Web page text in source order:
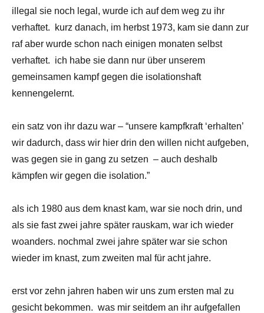
illegal sie noch legal, wurde ich auf dem weg zu ihr
verhaftet. kurz danach, im herbst 1973, kam sie dann zur
raf aber wurde schon nach einigen monaten selbst
verhaftet. ich habe sie dann nur über unserem
gemeinsamen kampf gegen die isolationshaft
kennengelernt.
ein satz von ihr dazu war – “unsere kampfkraft ‘erhalten’
wir dadurch, dass wir hier drin den willen nicht aufgeben,
was gegen sie in gang zu setzen – auch deshalb
kämpfen wir gegen die isolation.”
als ich 1980 aus dem knast kam, war sie noch drin, und
als sie fast zwei jahre später rauskam, war ich wieder
woanders. nochmal zwei jahre später war sie schon
wieder im knast, zum zweiten mal für acht jahre.
erst vor zehn jahren haben wir uns zum ersten mal zu
gesicht bekommen. was mir seitdem an ihr aufgefallen